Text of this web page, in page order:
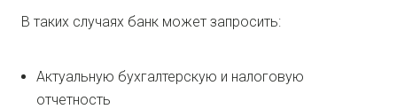
В таких случаях банк может запросить:
Актуальную бухгалтерскую и налоговую
отчетность